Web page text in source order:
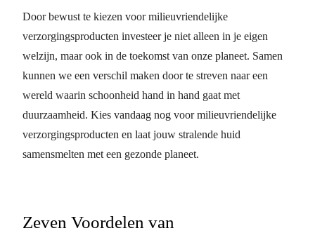
Door bewust te kiezen voor milieuvriendelijke
verzorgingsproducten investeer je niet alleen in je eigen
welzijn, maar ook in de toekomst van onze planeet. Samen
kunnen we een verschil maken door te streven naar een
wereld waarin schoonheid hand in hand gaat met
duurzaamheid. Kies vandaag nog voor milieuvriendelijke
verzorgingsproducten en laat jouw stralende huid
samensmelten met een gezonde planeet.
Zeven Voordelen van